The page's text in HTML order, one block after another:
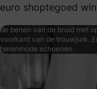
euro shoptegoed
de benen van de bruid met
voorkant van de trouwjurk.
herenmode schoenen.